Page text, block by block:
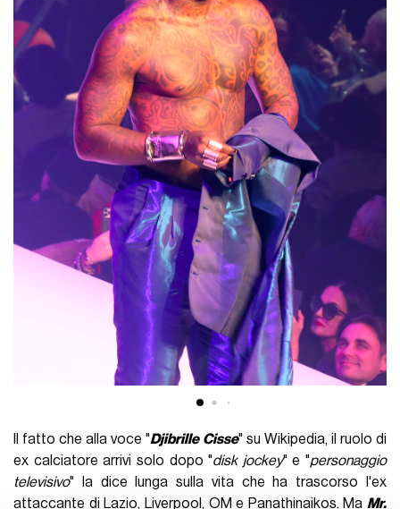
Il fatto che alla voce "Djibrille Cisse" su Wikipedia, il ruolo di
ex calciatore arrivi solo dopo "disk jockey" e "personaggio
televisivo" la dice lunga sulla vita che ha trascorso l'ex
attaccante di Lazio, Liverpool, OM e Panathinaikos. Ma Mr.